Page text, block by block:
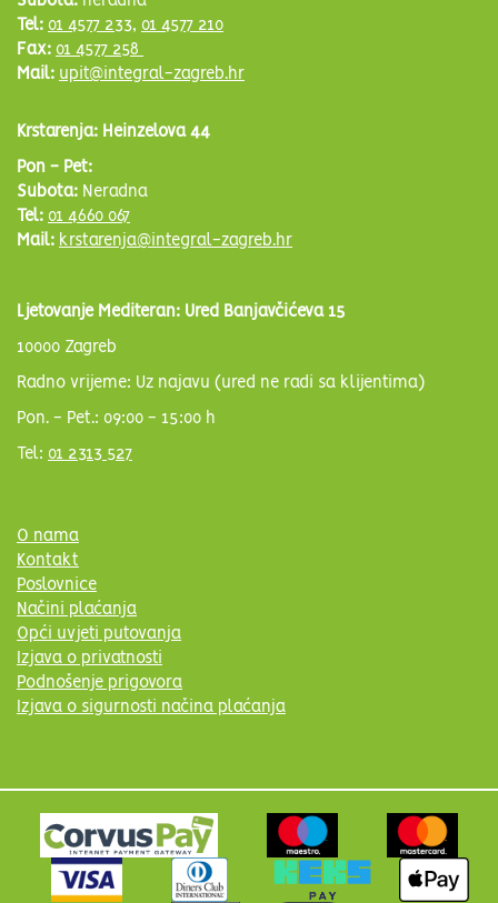
Tel: 01 4577 233, 01 4577 210
Fax: 01 4577 258
Mail: upit@integral-zagreb.hr
Krstarenja: Heinzelova 44
Pon - Pet:
Subota: Neradna
Tel: 01 4660 067
Mail: krstarenja@integral-zagreb.hr
Ljetovanje Mediteran: Ured Banjavčićeva 15
10000 Zagreb
Radno vrijeme: Uz najavu (ured ne radi sa klijentima)
Pon. - Pet.: 09:00 - 15:00 h
Tel: 01 2313 527
O nama
Kontakt
Poslovnice
Načini plaćanja
Opći uvjeti putovanja
Izjava o privatnosti
Podnošenje prigovora
Izjava o sigurnosti načina plaćanja